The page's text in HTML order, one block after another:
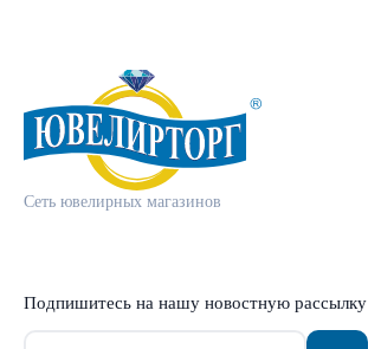
Сеть ювелирных магазинов
Подпишитесь на нашу новостную рассылку